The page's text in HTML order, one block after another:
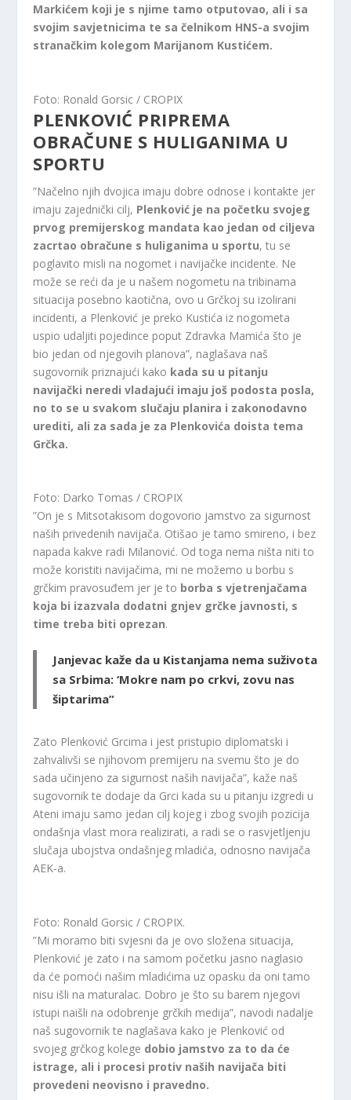
Markićem koji je s njime tamo otputovao, ali i sa
svojim savjetnicima te sa čelnikom HNS-a svojim
stranačkim kolegom Marijanom Kustićem.
Foto: Ronald Gorsic / CROPIX
PLENKOVIĆ PRIPREMA
OBRAČUNE S HULIGANIMA U
SPORTU
”Načelno njih dvojica imaju dobre odnose i kontakte jer
imaju zajednički cilj, Plenković je na početku svojeg
prvog premijerskog mandata kao jedan od ciljeva
zacrtao obračune s huliganima u sportu, tu se
poglavito misli na nogomet i navijačke incidente. Ne
može se reći da je u našem nogometu na tribinama
situacija posebno kaotična, ovo u Grčkoj su izolirani
incidenti, a Plenković je preko Kustića iz nogometa
uspio udaljiti pojedince poput Zdravka Mamića što je
bio jedan od njegovih planova”, naglašava naš
sugovornik priznajući kako kada su u pitanju
navijački neredi vladajući imaju još podosta posla,
no to se u svakom slučaju planira i zakonodavno
urediti, ali za sada je za Plenkovića doista tema
Grčka.
Foto: Darko Tomas / CROPIX
”On je s Mitsotakisom dogovorio jamstvo za sigurnost
naših privedenih navijača. Otišao je tamo smireno, i bez
napada kakve radi Milanović. Od toga nema ništa niti to
može koristiti navijačima, mi ne možemo u borbu s
grčkim pravosuđem jer je to borba s vjetrenjačama
koja bi izazvala dodatni gnjev grčke javnosti, s
time treba biti oprezan.
Janjevac kaže da u Kistanjama nema suživota
sa Srbima: ‘Mokre nam po crkvi, zovu nas
šiptarima”
Zato Plenković Grcima i jest pristupio diplomatski i
zahvalivši se njihovom premijeru na svemu što je do
sada učinjeno za sigurnost naših navijača”, kaže naš
sugovornik te dodaje da Grci kada su u pitanju izgredi u
Ateni imaju samo jedan cilj kojeg i zbog svojih pozicija
ondašnja vlast mora realizirati, a radi se o rasvjetljenju
slučaja ubojstva ondašnjeg mladića, odnosno navijača
AEK-a.
Foto: Ronald Gorsic / CROPIX.
”Mi moramo biti svjesni da je ovo složena situacija,
Plenković je zato i na samom početku jasno naglasio
da će pomoći našim mladićima uz opasku da oni tamo
nisu išli na maturalac. Dobro je što su barem njegovi
istupi naišli na odobrenje grčkih medija”, navodi nadalje
naš sugovornik te naglašava kako je Plenković od
svojeg grčkog kolege dobio jamstvo za to da će
istrage, ali i procesi protiv naših navijača biti
provedeni neovisno i pravedno.